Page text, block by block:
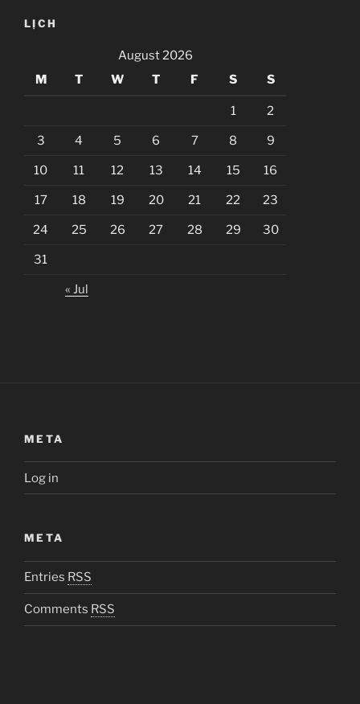
LỊCH
August 2026
M
T W T F S S
1 2
3 4 5 6 7 8 9
10 11 12 13 14 15 16
17 18 19 20 21 22 23
24 25 26 27 28 29 30
31
« Jul
META
Log in
META
Entries RSS
Comments RSS